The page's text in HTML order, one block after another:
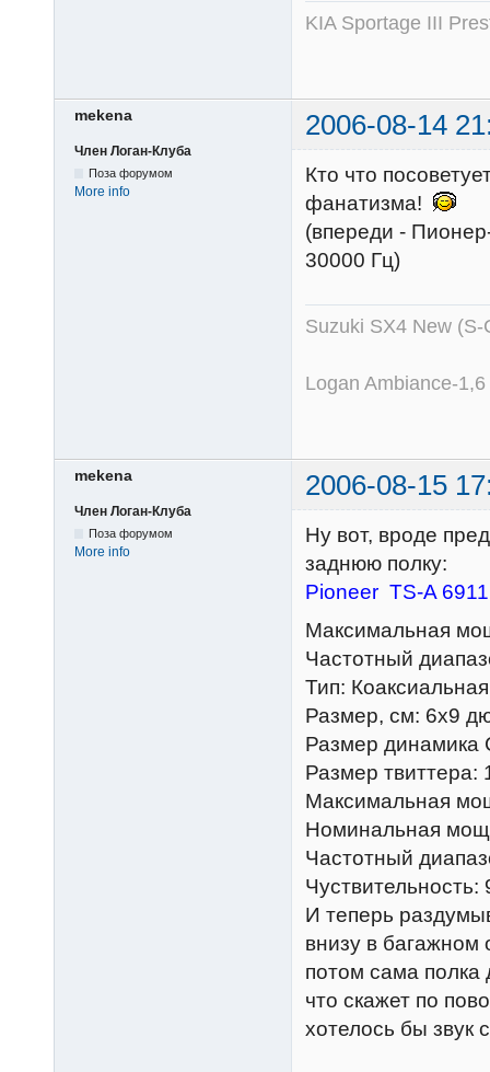
KIA Sportage III
mekena 2006-08-14
Член Логан-Клуба
Поза форумом
More info
Кто что
фанатизма!
(впереди -
30000 Гц)
Suzuki SX4 New (S-
Logan Ambiance-
mekena 2006-08-15
Член Логан-Клуба
Поза форумом
More info
Ну вот, вроде
заднюю полку:
Pioneer TS-A 6911
Максимальная
Частотный
Тип: Коаксиальная
Размер, см: 6х9
Размер динамика
Размер твиттера:
Максимальная
Номинальная
Частотный
Чуствительность:
И теперь
внизу в багажном
потом сама полка
что скажет по
хотелось бы